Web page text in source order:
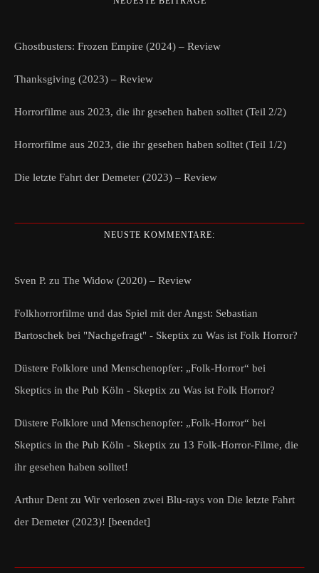
Ghostbusters: Frozen Empire (2024) – Review
Thanksgiving (2023) – Review
Horrorfilme aus 2023, die ihr gesehen haben solltet (Teil 2/2)
Horrorfilme aus 2023, die ihr gesehen haben solltet (Teil 1/2)
Die letzte Fahrt der Demeter (2023) – Review
NEUSTE KOMMENTARE:
Sven P. zu The Widow (2020) – Review
Folkhorrorfilme und das Spiel mit der Angst: Sebastian
Bartoschek bei "Nachgefragt" - Skeptix zu Was ist Folk Horror?
Düstere Folklore und Menschenopfer: „Folk-Horror“ bei
Skeptics in the Pub Köln - Skeptix zu Was ist Folk Horror?
Düstere Folklore und Menschenopfer: „Folk-Horror“ bei
Skeptics in the Pub Köln - Skeptix zu 13 Folk-Horror-Filme, die
ihr gesehen haben solltet!
Arthur Dent zu Wir verlosen zwei Blu-rays von Die letzte Fahrt
der Demeter (2023)! [beendet]